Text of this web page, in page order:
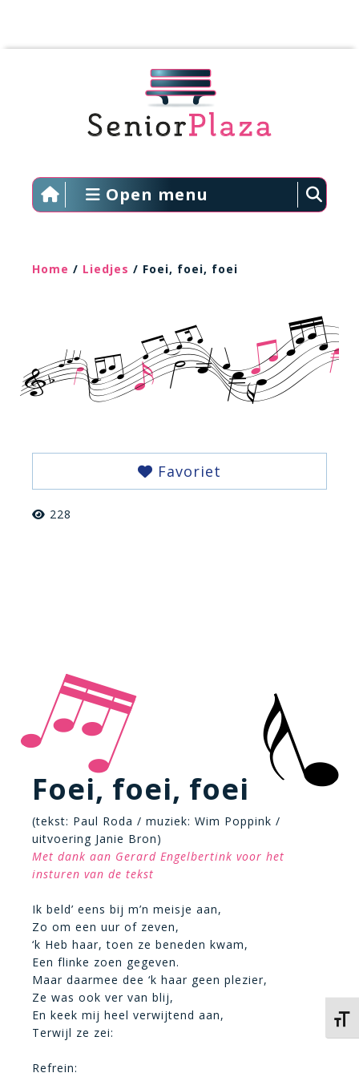
Open menu
Home / Liedjes / Foei, foei, foei
Favoriet
228
Foei, foei, foei
(tekst: Paul Roda / muziek: Wim Poppink /
uitvoering Janie Bron)
Met dank aan Gerard Engelbertink voor het
insturen van de tekst
Ik beld’ eens bij m’n meisje aan,
Zo om een uur of zeven,
‘k Heb haar, toen ze beneden kwam,
Een flinke zoen gegeven.
Maar daarmee dee ‘k haar geen plezier,
Ze was ook ver van blij,
En keek mij heel verwijtend aan,
Terwijl ze zei:
Refrein: